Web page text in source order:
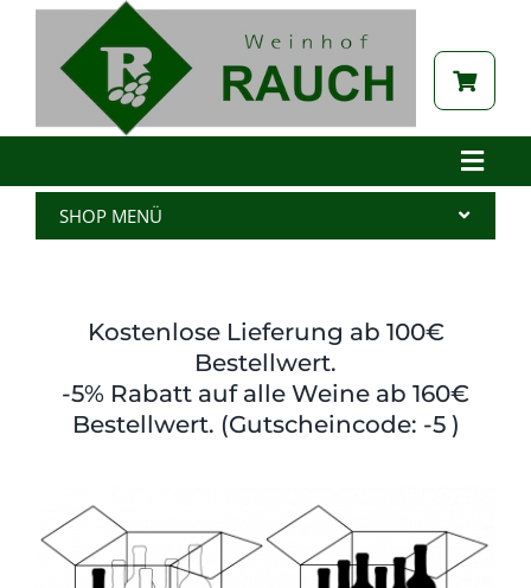
Zum
springen
Toggle
Brennerei
Tabak
Shop
SHOP MENÜ
Edelbrand
Kernöl
Tabak
Kostenlose Lieferung ab 100€
Bestellwert.
-5% Rabatt auf alle Weine ab 160€
Bestellwert. (Gutscheincode: -5 )